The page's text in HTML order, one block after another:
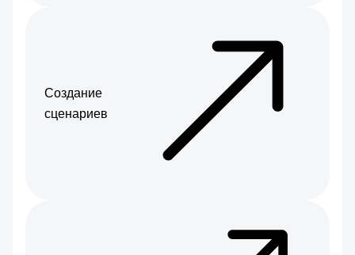
Создание
сценариев